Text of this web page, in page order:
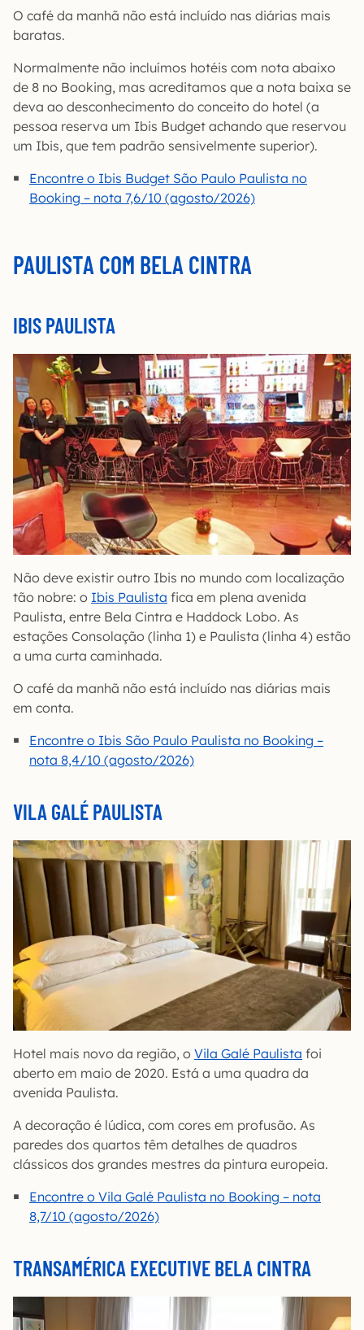
O café da manhã não está incluído nas diárias mais
baratas.
Normalmente não incluímos hotéis com nota abaixo
de 8 no Booking, mas acreditamos que a nota baixa se
deva ao desconhecimento do conceito do hotel (a
pessoa reserva um Ibis Budget achando que reservou
um Ibis, que tem padrão sensivelmente superior).
Encontre o Ibis Budget São Paulo Paulista no
Booking – nota 7,6/10 (agosto/2026)
PAULISTA COM BELA CINTRA
IBIS PAULISTA
Não deve existir outro Ibis no mundo com localização
tão nobre: o Ibis Paulista fica em plena avenida
Paulista, entre Bela Cintra e Haddock Lobo. As
estações Consolação (linha 1) e Paulista (linha 4) estão
a uma curta caminhada.
O café da manhã não está incluído nas diárias mais
em conta.
Encontre o Ibis São Paulo Paulista no Booking –
nota 8,4/10 (agosto/2026)
VILA GALÉ PAULISTA
Hotel mais novo da região, o Vila Galé Paulista foi
aberto em maio de 2020. Está a uma quadra da
avenida Paulista.
A decoração é lúdica, com cores em profusão. As
paredes dos quartos têm detalhes de quadros
clássicos dos grandes mestres da pintura europeia.
Encontre o Vila Galé Paulista no Booking – nota
8,7/10 (agosto/2026)
TRANSAMÉRICA EXECUTIVE BELA CINTRA